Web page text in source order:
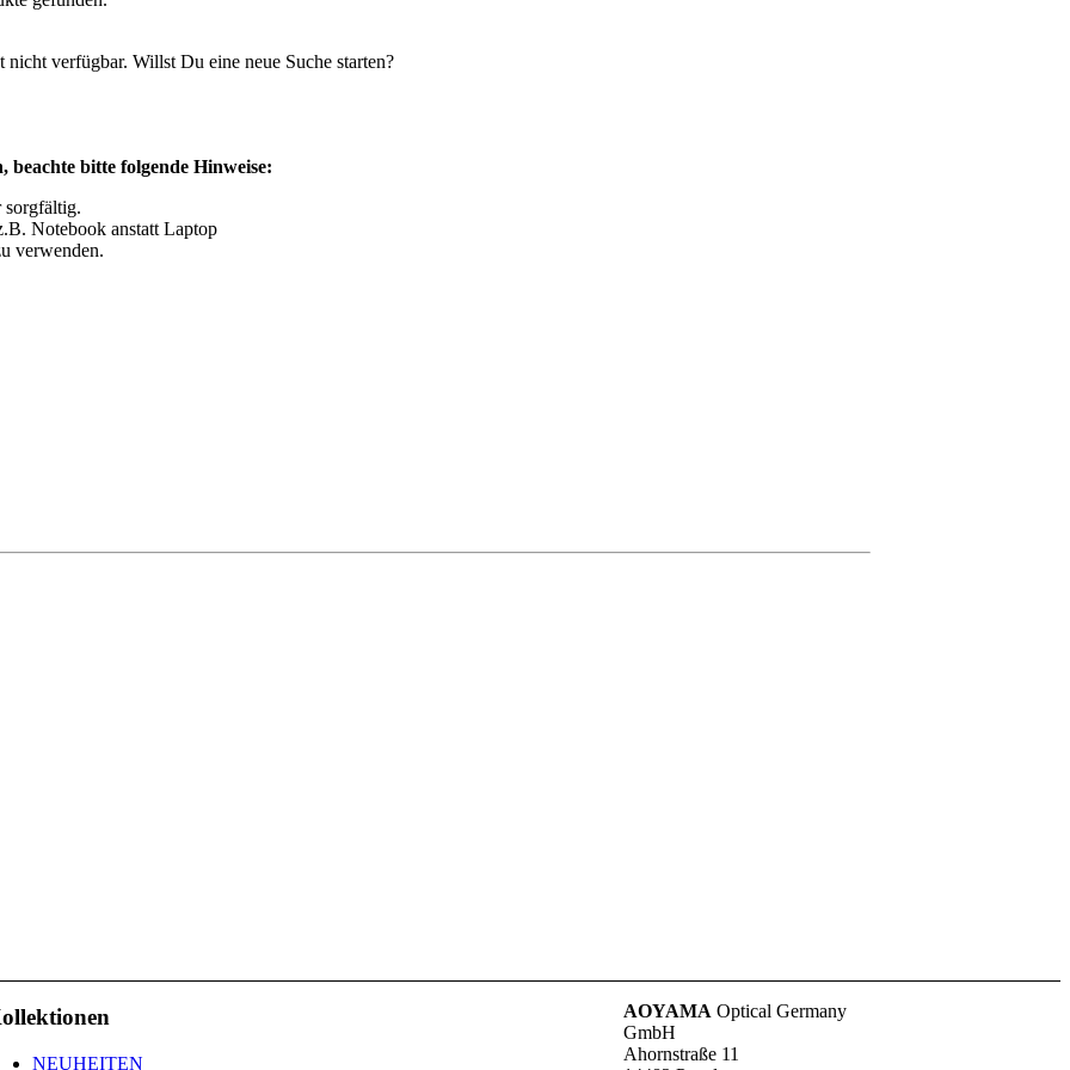
verfügbar. Willst Du eine neue Suche starten?
beachte bitte folgende Hinweise:
sorgfältig.
Notebook anstatt Laptop
verwenden.
NEUHEITEN
AOYAMA Optical Germany
GmbH
Ahornstraße 11